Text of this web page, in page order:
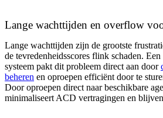
Lange wachttijden en overflow
Lange wachttijden zijn de grootste
de tevredenheidsscores flink schaden.
systeem pakt dit probleem direct aan door
beheren en oproepen efficiënt door te
Door oproepen direct naar beschikbare
minimaliseert ACD vertragingen en